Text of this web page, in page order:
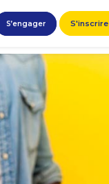
S’engager S'inscrire